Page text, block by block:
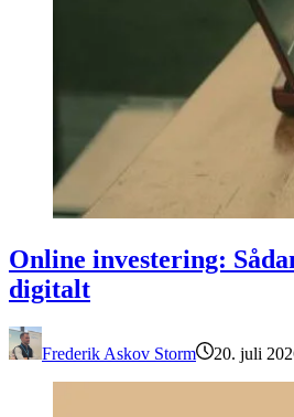
Online investering:
digitalt
Frederik Askov Storm 20. juli